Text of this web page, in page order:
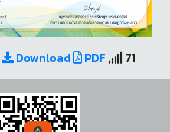
Download PDF 71